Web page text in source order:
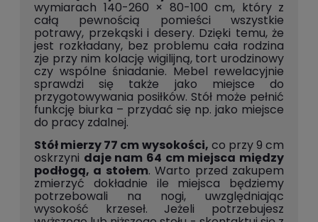
wymiarach 140-260 × 80-100 cm, który z
całą pewnością pomieści wszystkie
potrawy, przekąski i desery. Dzięki temu, że
jest rozkładany, bez problemu cała rodzina
zje przy nim kolację wigilijną, tort urodzinowy
czy wspólne śniadanie. Mebel rewelacyjnie
sprawdzi się także jako miejsce do
przygotowywania posiłków. Stół może pełnić
funkcję biurka – przydać się np. jako miejsce
do pracy zdalnej.
Stół mierzy 77 cm wysokości, co przy 9 cm
oskrzyni daje nam 64 cm miejsca między
podłogą, a stołem. Warto przed zakupem
zmierzyć dokładnie ile miejsca będziemy
potrzebowali na nogi, uwzględniając
wysokość krzeseł. Jeżeli potrzebujesz